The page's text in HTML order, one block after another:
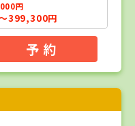
円
399,300円
予 約